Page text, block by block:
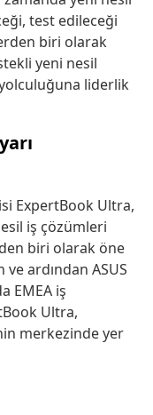
test edileceği
biri olarak
yeni nesil
liderlik
ExpertBook Ultra,
iş çözümleri
biri olarak öne
ve ardından ASUS
EMEA iş
Ultra,
merkezinde yer